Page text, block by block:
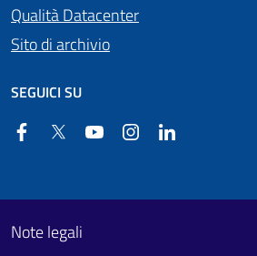
Qualità Datacenter
Sito di archivio
SEGUICI SU
FacebookTwitter YouTube Instagram
Footer First
Useful links section
Note legali